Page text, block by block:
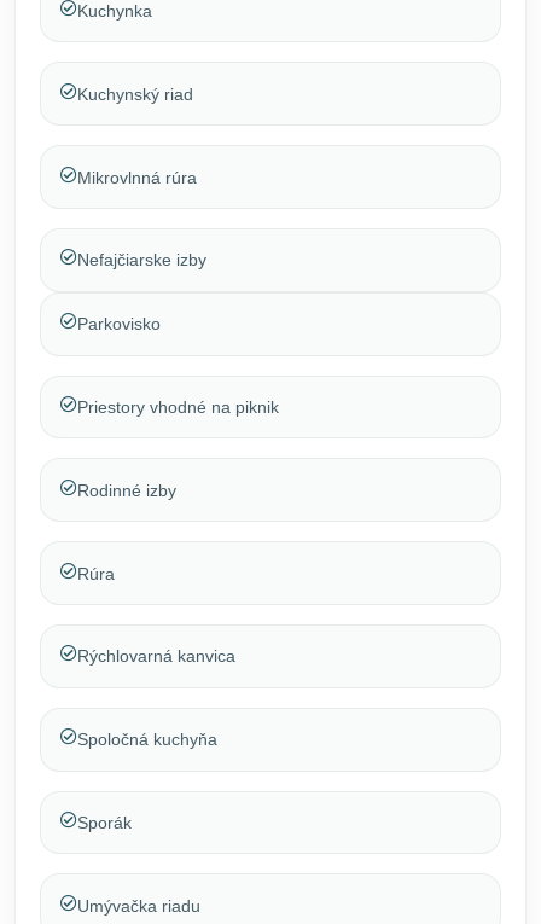
Kuchynka
Kuchynský riad
Mikrovlnná rúra
Nefajčiarske izby
Parkovisko
Priestory vhodné na piknik
Rodinné izby
Rúra
Rýchlovarná kanvica
Spoločná kuchyňa
Sporák
Umývačka riadu